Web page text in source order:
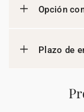
Opción
Plazo de